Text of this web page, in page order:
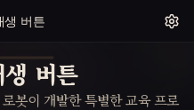
생 버튼
버튼
봇이 개발한 특별한 교육 프로